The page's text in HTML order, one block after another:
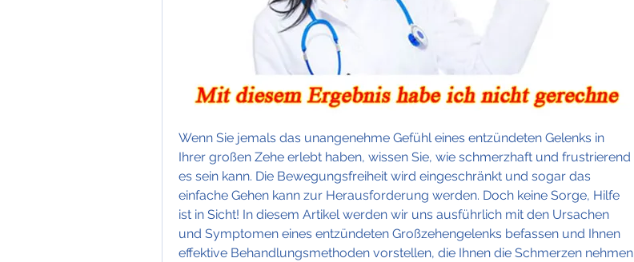
Wenn Sie jemals das unangenehme Gefühl eines entzündeten Gelenks in
Ihrer großen Zehe erlebt haben, wissen Sie, wie schmerzhaft und frustrierend
es sein kann. Die Bewegungsfreiheit wird eingeschränkt und sogar das
einfache Gehen kann zur Herausforderung werden. Doch keine Sorge, Hilfe
ist in Sicht! In diesem Artikel werden wir uns ausführlich mit den Ursachen
und Symptomen eines entzündeten Großzehengelenks befassen und Ihnen
effektive Behandlungsmethoden vorstellen, die Ihnen die Schmerzen nehmen